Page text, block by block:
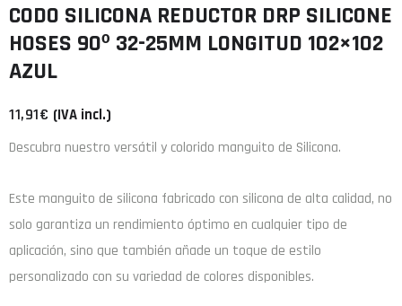
CODO SILICONA REDUCTOR DRP SILICONE
HOSES 90º 32-25MM LONGITUD 102×102
AZUL
11,91€ (IVA incl.)
Descubra nuestro versátil y colorido manguito de Silicona.
Este manguito de silicona fabricado con silicona de alta calidad, no
solo garantiza un rendimiento óptimo en cualquier tipo de
aplicación, sino que también añade un toque de estilo
personalizado con su variedad de colores disponibles.